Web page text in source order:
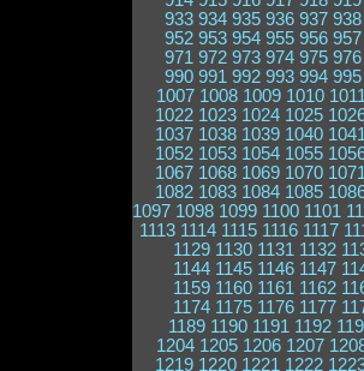
933 934 935 936 937 938
952 953 954 955 956 957
971 972 973 974 975 976
990 991 992 993 994 995
1007 1008 1009 1010 1011
1022 1023 1024 1025
1037 1038 1039 1040 1041
1052 1053 1054 1055
1067 1068 1069 1070 1071
1082 1083 1084 1085
1097 1098 1099 1100 1101
1113 1114 1115 1116 1117
1129 1130 1131 1132
1144 1145 1146 1147
1159 1160 1161 1162
1174 1175 1176 1177
1189 1190 1191 1192
1204 1205 1206 1207
1219 1220 1221 1222